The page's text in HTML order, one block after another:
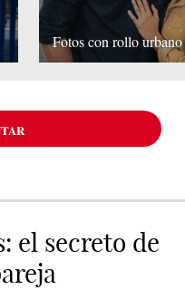
Fotos con rollo urbano
el secreto de